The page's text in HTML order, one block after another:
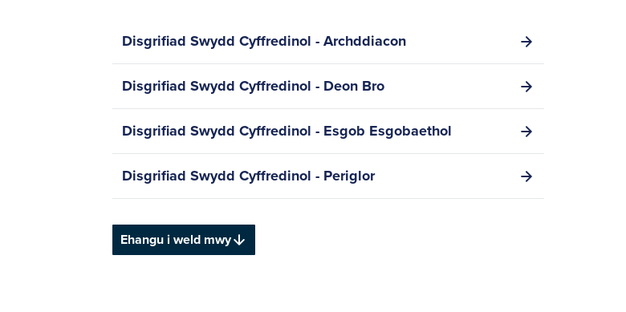
Disgrifiad Swydd Cyffredinol - Archddiacon
Disgrifiad Swydd Cyffredinol - Deon Bro
Disgrifiad Swydd Cyffredinol - Esgob Esgobaethol
Disgrifiad Swydd Cyffredinol - Periglor
Ehangu i weld mwy